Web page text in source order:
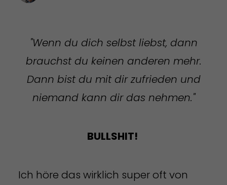
"Wenn du dich selbst liebst, dann
brauchst du keinen anderen mehr.
Dann bist du mit dir zufrieden und
niemand kann dir das nehmen."
BULLSHIT!
Ich höre das wirklich super oft von